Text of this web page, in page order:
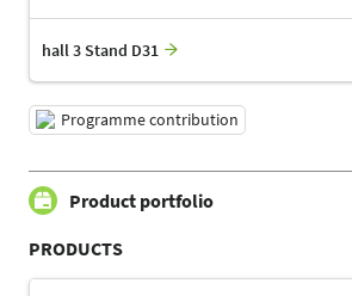
hall 3 Stand D31
Programme contribution
Product portfolio
PRODUCTS